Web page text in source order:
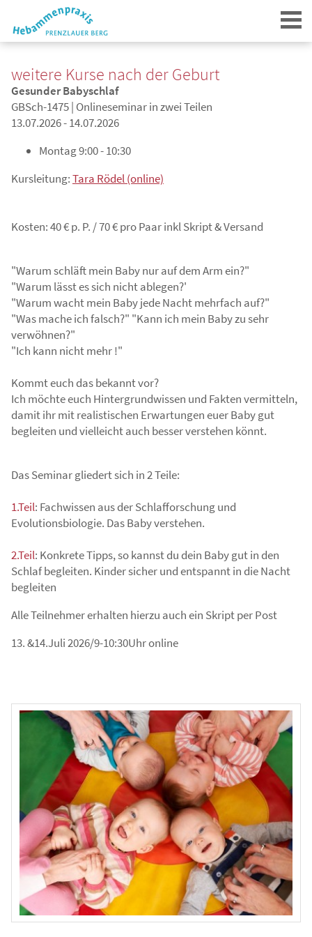
Login
weitere Kurse nach der Geburt
Gesunder Babyschlaf
GBSch-1475 | Onlineseminar in zwei Teilen
13.07.2026 - 14.07.2026
Montag9:00 - 10:30
Kursleitung:Tara Rödel (online)
Kosten: 40 € p. P. / 70 € pro Paar inkl Skript & Versand
"Warum schläft mein Baby nur auf dem Arm ein?"
"Warum lässt es sich nicht ablegen?'
"Warum wacht mein Baby jede Nacht mehrfach auf?"
"Was mache ich falsch?" "Kann ich mein Baby zu sehr
verwöhnen?"
"Ich kann nicht mehr !"
Kommt euch das bekannt vor?
Ich möchte euch Hintergrundwissen und Fakten vermitteln,
damit ihr mit realistischen Erwartungen euer Baby gut
begleiten und vielleicht auch besser verstehen könnt.
Das Seminar gliedert sich in 2 Teile:
1.Teil: Fachwissen aus der Schlafforschung und
Evolutionsbiologie. Das Baby verstehen.
2.Teil: Konkrete Tipps, so kannst du dein Baby gut in den
Schlaf begleiten. Kinder sicher und entspannt in die Nacht
begleiten
Alle Teilnehmer erhalten hierzu auch ein Skript per Post
13. &14.Juli 2026/9-10:30Uhr online